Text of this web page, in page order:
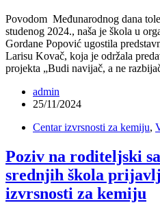
Povodom Međunarodnog dana
studenog 2024., naša je škola u
Gordane Popović ugostila
Larisu Kovač, koja je održala
projekta „Budi navijač, a ne
admin
25/11/2024
Centar izvrsnosti za kemiju,
Poziv na roditeljski
srednjih škola
izvrsnosti za kemiju